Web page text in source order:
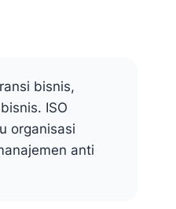
bisnis,
ISO
organisasi
anti